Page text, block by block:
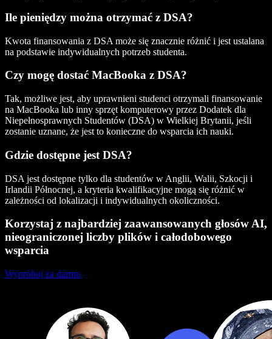
Ile pieniędzy można otrzymać z DSA?
Kwota finansowania z DSA może się znacznie różnić i jest ustalana
na podstawie indywidualnych potrzeb studenta.
Czy mogę dostać MacBooka z DSA?
Tak, możliwe jest, aby uprawnieni studenci otrzymali finansowanie
na MacBooka lub inny sprzęt komputerowy przez Dodatek dla
Niepełnosprawnych Studentów (DSA) w Wielkiej Brytanii, jeśli
zostanie uznane, że jest to konieczne do wsparcia ich nauki.
Gdzie dostępne jest DSA?
DSA jest dostępne tylko dla studentów w Anglii, Walii, Szkocji i
Irlandii Północnej, a kryteria kwalifikacyjne mogą się różnić w
zależności od lokalizacji i indywidualnych okoliczności.
Korzystaj z najbardziej zaawansowanych głosów AI,
nieograniczonej liczby plików i całodobowego
wsparcia
Wypróbuj za darmo